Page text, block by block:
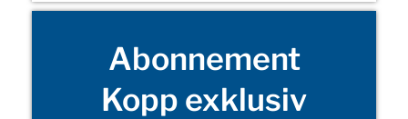
Abonnement
Kopp exklusiv